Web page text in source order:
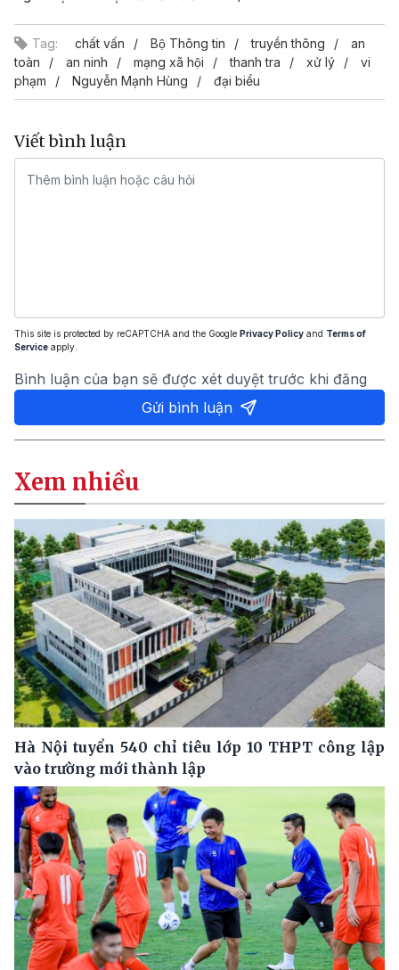
Tag: chất vấn Bộ Thông tin truyền thông
an
toàn
an ninh mạng xã hội thanh tra xử lý
vi
phạm
Nguyễn Mạnh Hùng đại biểu
Viết bình luận
This site is protected by reCAPTCHA and the Google Privacy Policy and Terms of
Service apply.
Bình luận của bạn sẽ được xét duyệt trước khi đăng
Gửi bình luận
Xem nhiều
Hà Nội tuyển 540 chỉ tiêu lớp 10 THPT công lập
vào trường mới thành lập